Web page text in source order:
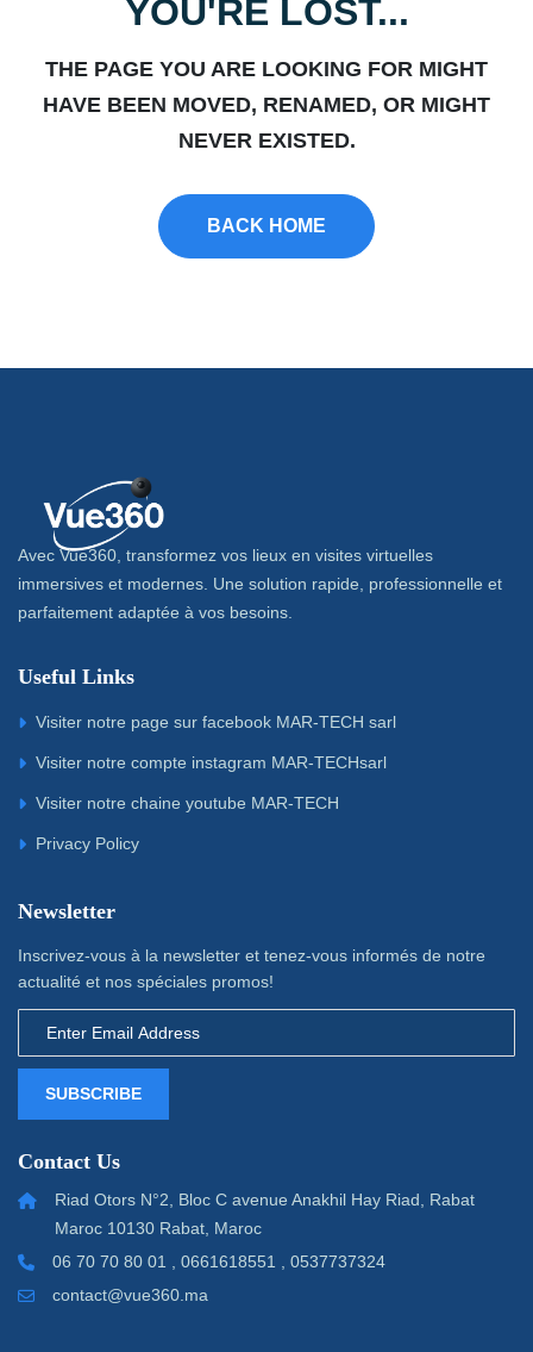
YOU'RE LOST...
THE PAGE YOU ARE LOOKING FOR MIGHT
HAVE BEEN MOVED, RENAMED, OR MIGHT
NEVER EXISTED.
BACK HOME
Avec Vue360, transformez vos lieux en visites virtuelles
immersives et modernes. Une solution rapide, professionnelle et
parfaitement adaptée à vos besoins.
Useful Links
Visiter notre page sur facebook MAR-TECH sarl
Visiter notre compte instagram MAR-TECHsarl
Visiter notre chaine youtube MAR-TECH
Privacy Policy
Newsletter
Inscrivez-vous à la newsletter et tenez-vous informés de notre
actualité et nos spéciales promos!
SUBSCRIBE
Contact Us
Riad Otors N°2, Bloc C avenue Anakhil Hay Riad, Rabat
Maroc 10130 Rabat, Maroc
06 70 70 80 01 , 0661618551 , 0537737324
contact@vue360.ma